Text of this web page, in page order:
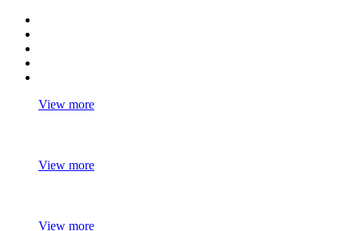
View more
View more
View more